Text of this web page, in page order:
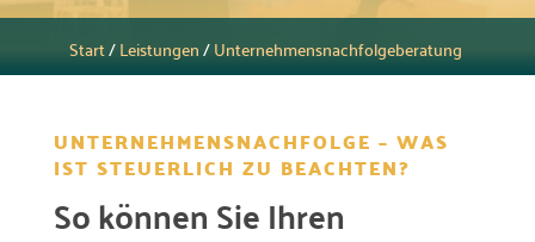
Start/Leistungen/Unternehmensnachfolgeberatung
UNTERNEHMENSNACHFOLGE – WAS
IST STEUERLICH ZU BEACHTEN?
So können Sie Ihren